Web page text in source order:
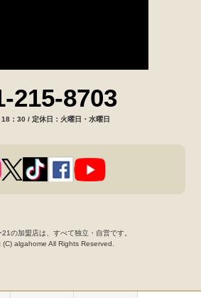
215-8703
：30 / 定休日：火曜日・水曜日
の加盟店は、すべて独立・自営です。
(C) algahome All Rights Reserved.